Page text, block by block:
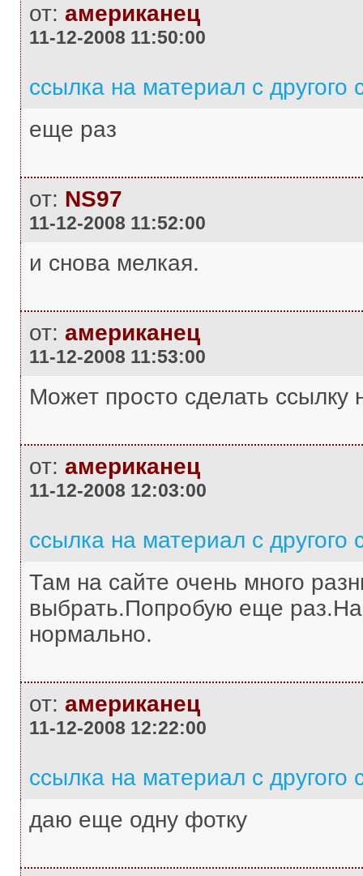
от: американец
11-12-2008 11:50:00
ссылка на материал с другого
еще раз
от: NS97
11-12-2008 11:52:00
и снова мелкая.
от: американец
11-12-2008 11:53:00
Может просто сделать ссылку
от: американец
11-12-2008 12:03:00
ссылка на материал с другого
Там на сайте очень много
выбрать.Попробую еще раз.На
нормально.
от: американец
11-12-2008 12:22:00
ссылка на материал с другого
даю еще одну фотку